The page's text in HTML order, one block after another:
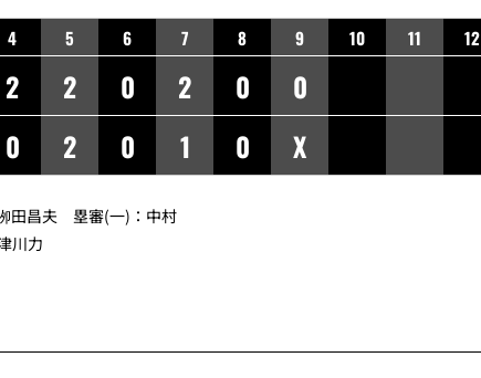
4 5 6 7 8 9 10 11 12
2 2 0 2 0
0
0 2 0 1 0 X
田昌夫 塁審(一)：中村
川力